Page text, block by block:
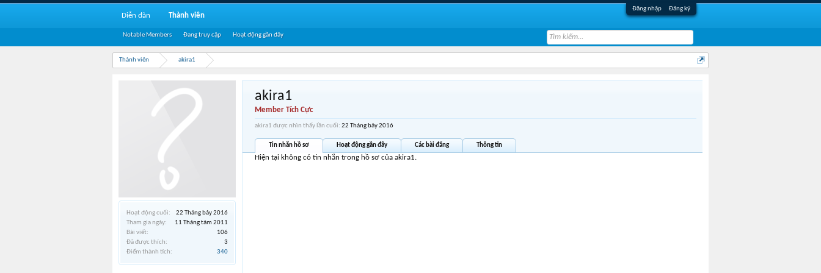
Đăng nhập Đăng ký
Thành viên akira1
Hoạt động cuối:
22 Tháng bảy 2016
Tham gia ngày:
11 Tháng tám 2011
Bài viết:
106
Đã được thích:
3
Điểm thành tích:
340
akira1
Member Tích Cực
akira1 được nhìn thấy lần cuối: 22 Tháng bảy 2016
Tin nhắn hồ sơ Hoạt động gần đây Các bài đăng Thông tin
Hiện tại không có tin nhắn trong hồ sơ của akira1.
Diễn đàn Thành viên
Notable Members Đang truy cập Hoạt động gần đây